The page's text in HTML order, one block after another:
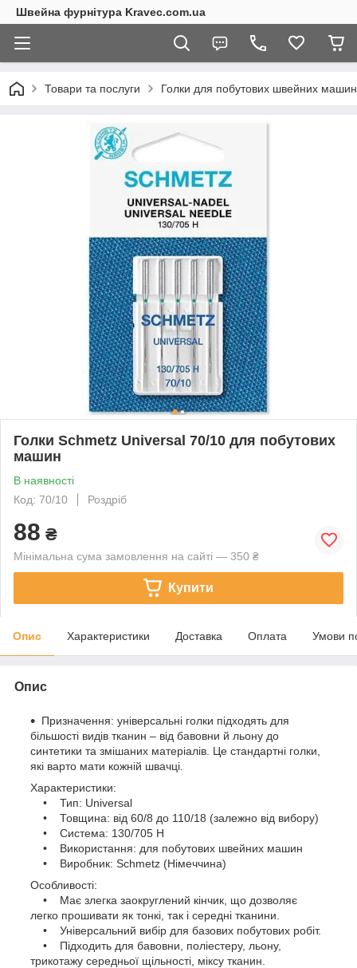
Швейна фурнітура Kravec.com.ua
Товари та послуги Голки для побутових швейних машин
Голки Schmetz Universal 70/10 для побутових
машин
В наявності
Код: 70/10
Роздріб
88 ₴
Мінімальна сума замовлення на сайті — 350 ₴
Купити
Опис Характеристики Доставка Оплата Умови
Опис
Призначення: універсальні голки підходять для
більшості видів тканин – від бавовни й льону до
синтетики та змішаних матеріалів. Це стандартні голки,
які варто мати кожній швачці.
Характеристики:
• Тип: Universal
• Товщина: від 60/8 до 110/18 (залежно від вибору)
• Система: 130/705 H
• Використання: для побутових швейних машин
• Виробник: Schmetz (Німеччина)
Особливості:
• Має злегка заокруглений кінчик, що дозволяє
легко прошивати як тонкі, так і середні тканини.
• Універсальний вибір для базових побутових робіт.
• Підходить для бавовни, поліестеру, льону,
трикотажу середньої щільності, міксу тканин.